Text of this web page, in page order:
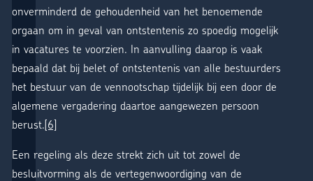
onverminderd de gehoudenheid van het benoemende
orgaan om in geval van ontstentenis zo spoedig mogelijk
in vacatures te voorzien. In aanvulling daarop is vaak
bepaald dat bij belet of ontstentenis van alle bestuurders
het bestuur van de vennootschap tijdelijk bij een door de
algemene vergadering daartoe aangewezen persoon
berust.[6]
Een regeling als deze strekt zich uit tot zowel de
besluitvorming als de vertegenwoordiging van de